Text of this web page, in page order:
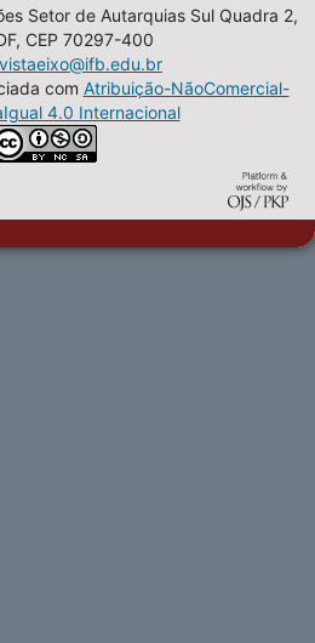
Setor de Autarquias Sul Quadra 2,
CEP 70297-400
com Atribuição-NãoComercial-
4.0 Internacional